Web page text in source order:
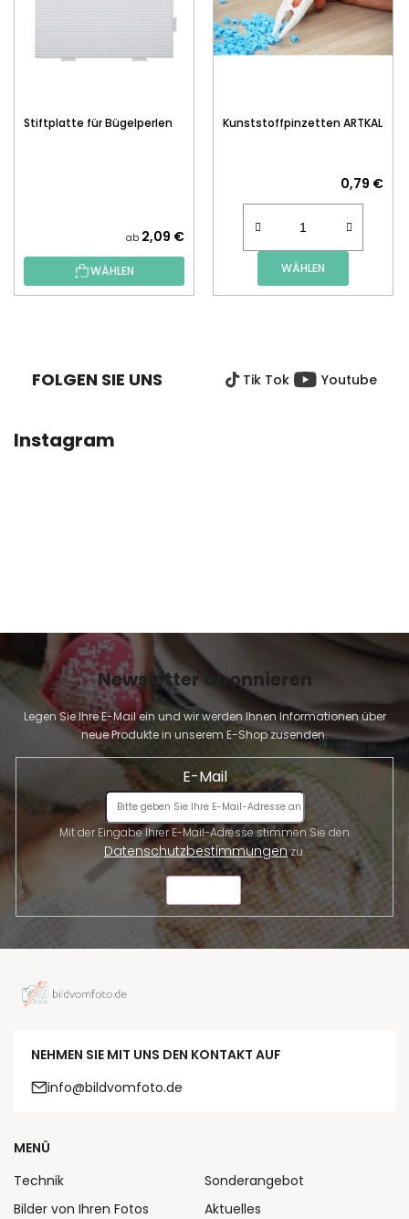
Stiftplatte für Bügelperlen
ab 2,09 €
WÄHLEN
Kunststoffpinzetten ARTKAL
0,79 €
WÄHLEN
FOLGEN SIE UNS Tik Tok Youtube
Instagram
Newsletter abonnieren
Legen Sie Ihre E-Mail ein und wir werden Ihnen Informationen über
neue Produkte in unserem E-Shop zusenden.
E-Mail
Datenschutzbestimmungenzu.
NEHMEN SIE MIT UNS DEN KONTAKT AUF
info@bildvomfoto.de
MENÜ
Technik
Bilder von Ihren Fotos
Sonderangebot
Aktuelles